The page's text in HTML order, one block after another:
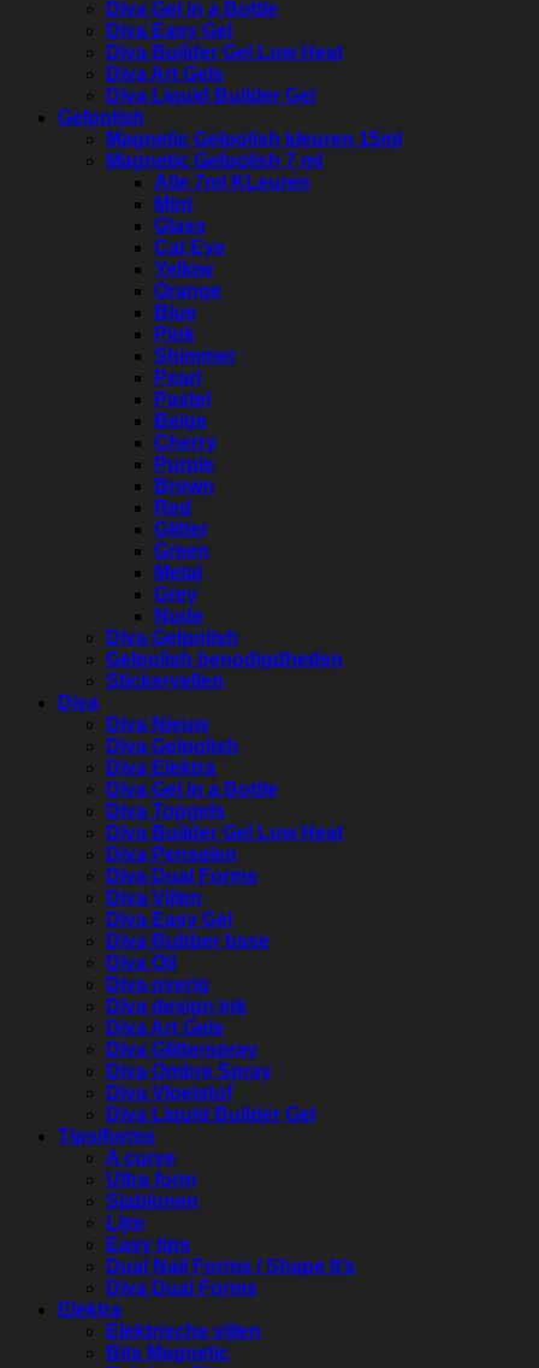
Diva Gel in a Bottle
Diva Easy Gel
Diva Builder Gel Low Heat
Diva Art Gels
Diva Liquid Builder Gel
Gelpolish
Magnetic Gelpolish kleuren 15ml
Magnetic Gelpolish 7 ml
Alle 7ml KLeuren
Mint
Glass
Cat Eye
Yellow
Orange
Blue
Pink
Shimmer
Pearl
Pastel
Beige
Cherry
Purple
Brown
Red
Glitter
Green
Metal
Grey
Nude
Diva Gelpolish
Gelpolish benodigdheden
Stickervellen
Diva
Diva Nieuw
Diva Gelpolish
Diva Elektra
Diva Gel in a Bottle
Diva Topgels
Diva Builder Gel Low Heat
Diva Penselen
Diva Dual Forms
Diva Vijlen
Diva Easy Gel
Diva Rubber base
Diva Oil
Diva overig
Diva design ink
Diva Art Gels
Diva Glitterspray
Diva Ombre Spray
Diva Vloeistof
Diva Liquid Builder Gel
Tips/forms
A curve
Ultra form
Sjablonen
Lijm
Easy tips
Dual Nail Forms / Shape It’s
Diva Dual Forms
Elektra
Elektrische vijlen
Bits Magnetic